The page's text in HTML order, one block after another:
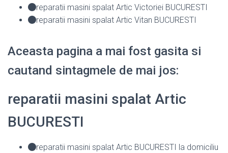
reparatii masini spalat Artic Victoriei BUCURESTI
reparatii masini spalat Artic Vitan BUCURESTI
Aceasta pagina a mai fost gasita si
cautand sintagmele de mai jos:
reparatii masini spalat Artic
BUCURESTI
reparatii masini spalat Artic BUCURESTI la domiciliu